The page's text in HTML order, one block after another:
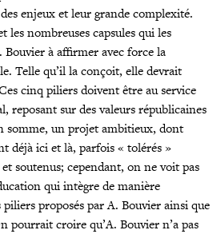
enjeux et leur grande complexité.
les nombreuses capsules qui les
à affirmer avec force la
Telle qu’il la conçoit, elle devrait
cinq piliers doivent être au service
reposant sur des valeurs républicaines
somme, un projet ambitieux, dont
déjà ici et là, parfois « tolérés »
et soutenus; cependant, on ne voit pas
qui intègre de manière
piliers proposés par A. Bouvier ainsi que
pourrait croire qu’A. Bouvier n’a pas